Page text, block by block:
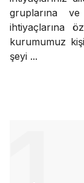
gruplarına
ihtiyaçlarına
kurumumuz
şeyi ...